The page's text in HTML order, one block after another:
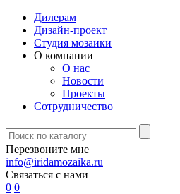
Дилерам
Дизайн-проект
Студия мозаики
О компании
О нас
Новости
Проекты
Сотрудничество
Перезвоните мне
info@iridamozaika.ru
Связаться с нами
0 0